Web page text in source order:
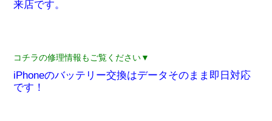
来店です。
コチラの修理情報もご覧ください▼
iPhoneのバッテリー交換はデータそのまま即日対応
です！